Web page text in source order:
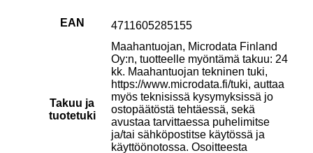
EAN 4711605285155
Takuu ja
tuotetuki
Maahantuojan, Microdata Finland
Oy:n, tuotteelle myöntämä takuu: 24
kk. Maahantuojan tekninen tuki,
https://www.microdata.fi/tuki, auttaa
myös teknisissä kysymyksissä jo
ostopäätöstä tehtäessä, sekä
avustaa tarvittaessa puhelimitse
ja/tai sähköpostitse käytössä ja
käyttöönotossa. Osoitteesta